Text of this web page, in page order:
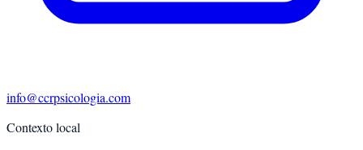
info@ccrpsicologia.com
Contexto local